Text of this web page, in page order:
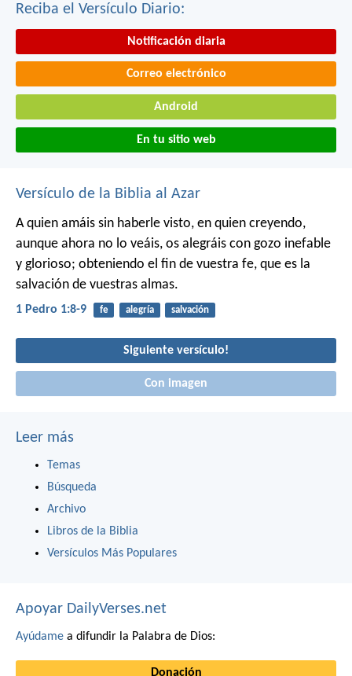
Reciba el Versículo Diario:
Notificación diaria
Correo electrónico
Android
En tu sitio web
Versículo de la Biblia al Azar
A quien amáis sin haberle visto, en quien creyendo,
aunque ahora no lo veáis, os alegráis con gozo inefable
y glorioso; obteniendo el fin de vuestra fe, que es la
salvación de vuestras almas.
1 Pedro 1:8-9 fe alegría salvación
Siguiente versículo!
Con imagen
Leer más
Temas
Búsqueda
Archivo
Libros de la Biblia
Versículos Más Populares
Apoyar DailyVerses.net
Ayúdame a difundir la Palabra de Dios:
Donación